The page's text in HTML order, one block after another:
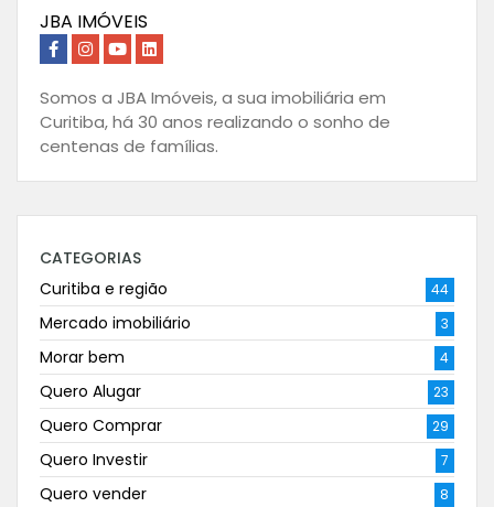
JBA IMÓVEIS
Somos a JBA Imóveis, a sua imobiliária em
Curitiba, há 30 anos realizando o sonho de
centenas de famílias.
CATEGORIAS
Curitiba e região
44
Mercado imobiliário 3
Morar bem 4
Quero Alugar 23
Quero Comprar 29
Quero Investir 7
Quero vender 8